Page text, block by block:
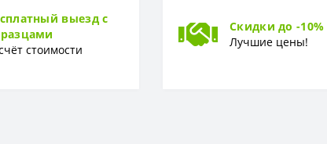
выезд с
стоимости
Скидки до -10%
Лучшие цены!